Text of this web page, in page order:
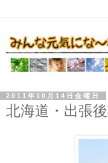
2011年10月14日金曜日
北海道・出張